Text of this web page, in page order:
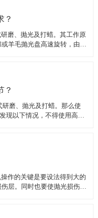
？
磨、抛光及打蜡。其工作原
羊毛抛光盘高速旋转，由于
？
磨、抛光及打蜡。那么使
现以下情况，不得使用高速
作的关键是要设法得到大的
层。同时也要使抛光损伤层